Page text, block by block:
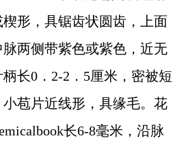
形，具锯齿状圆齿，上面
两侧带紫色或紫色，近无
长0．2-2．5厘米，密被短
苞片近线形，具缘毛。花
长6-8毫米，沿脉